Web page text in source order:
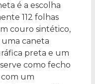
é a escolha
112 folhas
couro sintético,
caneta
preta e um
como fecho
com um